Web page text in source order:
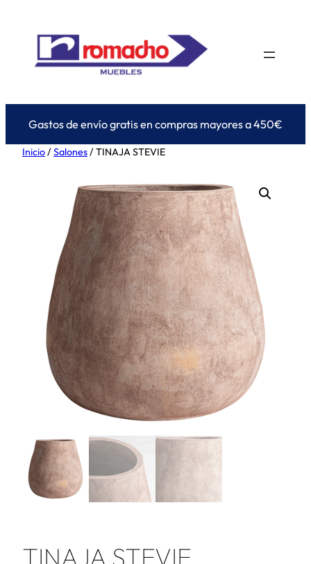
contenido
Gastos de envío gratis en compras mayores a 450€
Inicio/Salones/ TINAJA STEVIE
TINAJA STEVIE